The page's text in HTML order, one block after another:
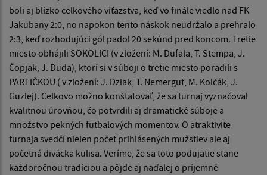
boli aj blízko celkového víťazstva, keď vo finále viedlo nad FK
Jakubany 2:0, no napokon tento náskok neudržalo a prehralo
2:3, keď rozhodujúci gól padol 20 sekúnd pred koncom. Tretie
miesto obhájili SOKOLICI (v zložení: M. Dufala, T. Stempa, J.
Čopjak, J. Duda), ktorí si v súboji o tretie miesto poradili s
PARTIČKOU ( v zložení: J. Dziak, T. Nemergut, M. Kolčák, J.
Guzlej). Celkovo možno konštatovať, že sa turnaj vyznačoval
kvalitnou úrovňou, čo potvrdili aj dramatické súboje a
množstvo pekných futbalových momentov. O atraktivite
turnaja svedčí nielen počet prihlásených mužstiev ale aj
početná divácka kulisa. Veríme, že sa toto podujatie stane
každoročnou tradíciou a pôjde aj naďalej o príjemné